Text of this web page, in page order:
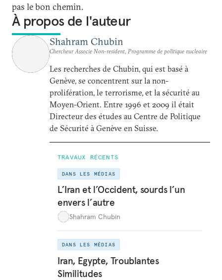
pas le bon chemin.
À propos de l'auteur
Shahram Chubin
Chercheur Associe Non-resident, Programme de politique nucleaire
Les recherches de Chubin, qui est basé à
Genève, se concentrent sur la non-
prolifération, le terrorisme, et la sécurité au
Moyen-Orient. Entre 1996 et 2009 il était
Directeur des études au Centre de Politique
de Sécurité à Genève en Suisse.
TRAVAUX RÉCENTS
DANS LES MÉDIAS
L’Iran et l’Occident, sourds l’un
envers l’autre
Shahram Chubin
DANS LES MÉDIAS
Iran, Egypte, Troublantes
Similitudes